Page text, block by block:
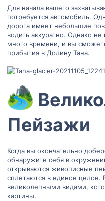
Для начала вашего
потребуется автомобиль.
дорога имеет небольшие
водить аккуратно. Однако не
много времени, и вы
прибытия в Долину Тана.
Пейзажи​
Когда вы окончательно
обнаружите себя в
открываются живописные
сплетаются в единое целое.
великолепными видами,
картины.